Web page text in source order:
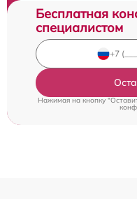
Бесплатная
специалистом
Нажимая на кнопку